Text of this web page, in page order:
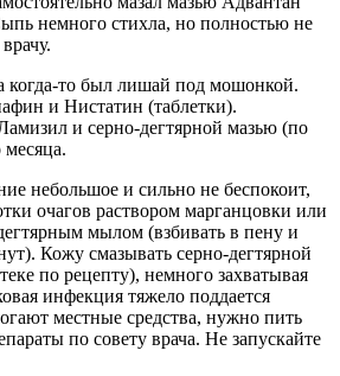
немного стихла, но полностью не
то был лишай под мошонкой.
и Нистатин (таблетки).
и серно-дегтярной мазью (по
небольшое и сильно не беспокоит,
очагов раствором марганцовки или
мылом (взбивать в пену и
Кожу смазывать серно-дегтярной
по рецепту), немного захватывая
инфекция тяжело поддается
местные средства, нужно пить
по совету врача. Не запускайте